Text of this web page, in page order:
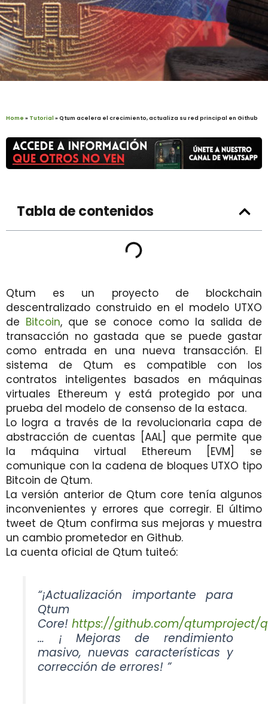
Home » Tutorial »Qtum acelera el crecimiento, actualiza su red principal en Github
Tabla de contenidos
Qtum es un proyecto de blockchain
descentralizado construido en el modelo UTXO
de Bitcoin, que se conoce como la salida de
transacción no gastada que se puede gastar
como entrada en una nueva transacción. El
sistema de Qtum es compatible con los
contratos inteligentes basados ​​en máquinas
virtuales Ethereum y está protegido por una
prueba del modelo de consenso de la estaca.
Lo logra a través de la revolucionaria capa de
abstracción de cuentas [AAL] que permite que
la máquina virtual Ethereum [EVM] se
comunique con la cadena de bloques UTXO tipo
Bitcoin de Qtum.
La versión anterior de Qtum core tenía algunos
inconvenientes y errores que corregir. El último
tweet de Qtum confirma sus mejoras y muestra
un cambio prometedor en Github.
La cuenta oficial de Qtum tuiteó:
“¡Actualización importante para
Qtum
Core!https://github.com/qtumproject/
… ¡ Mejoras de rendimiento
masivo, nuevas características y
corrección de errores! ”